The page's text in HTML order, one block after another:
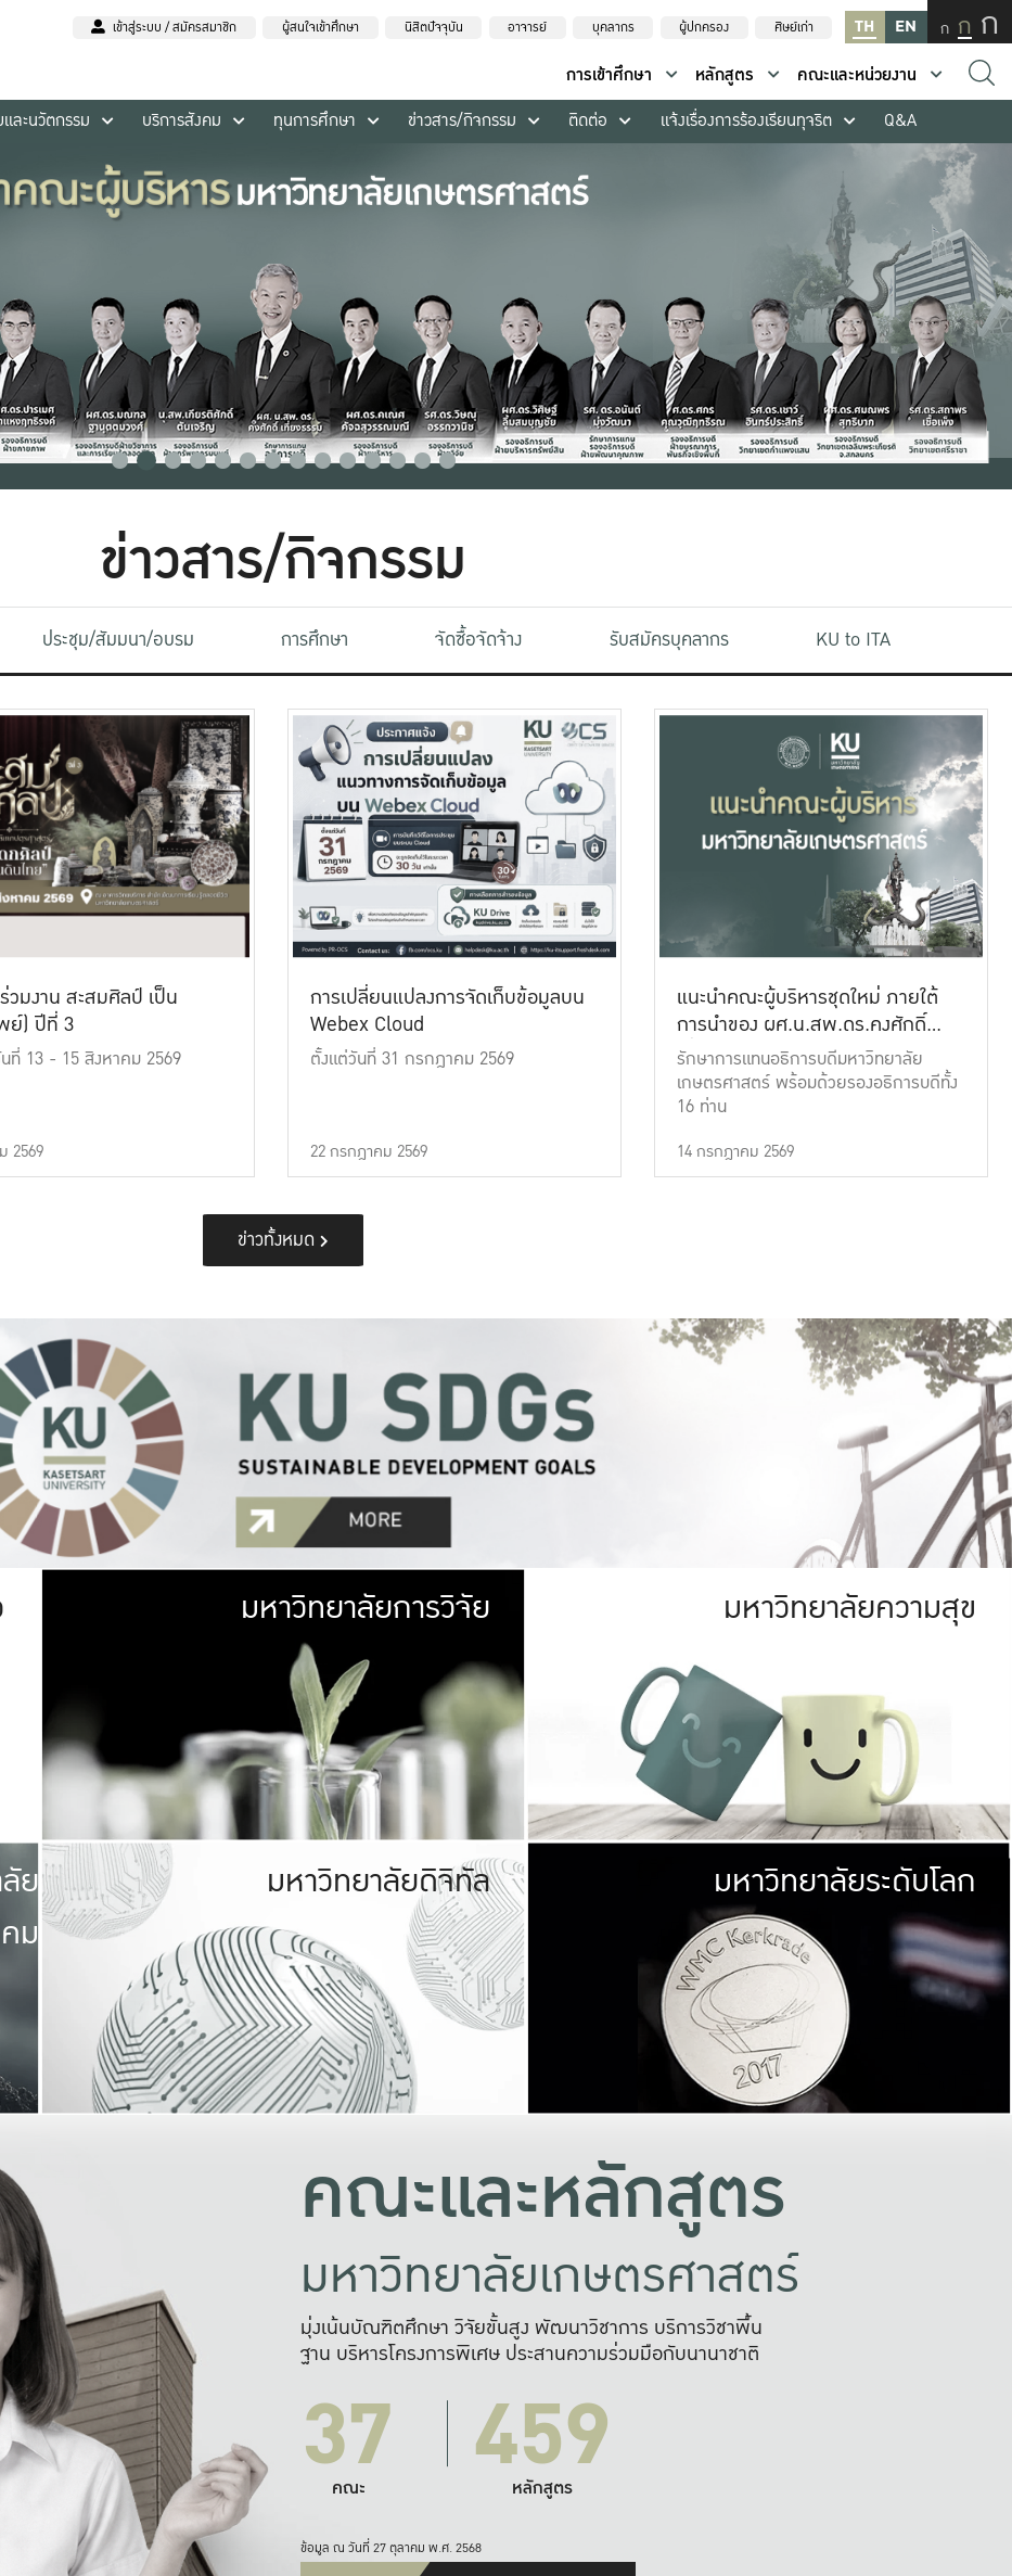
เข้าสู่ระบบ / สมัครสมาชิก ผู้สนใจเข้าศึกษา นิสิตปัจจุบัน อาจารย์ บุคลากร ผู้ปกครอง ศิษย์เก่า TH EN ก ก ก
การเข้าศึกษา หลักสูตร
คณะและหน่วยงาน
ละนวัตกรรม บริการสังคม ทุนการศึกษา ข่าวสาร/กิจกรรม ติดต่อ แจ้งเรื่องการร้องเรียนทุจริต Q&A
ข่าวสาร/กิจกรรม
ประชุม/สัมมนา/อบรม การศึกษา จัดซื้อจัดจ้าง รับสมัครบุคลากร KU to ITA
วมงาน สะสมศิลป์ เป็น
ย์) ปีที่ 3
นที่ 13 - 15 สิงหาคม 2569
2569
การเปลี่ยนแปลงการจัดเก็บข้อมูลบน
Webex Cloud
ตั้งแต่วันที่ 31 กรกฎาคม 2569
22 กรกฎาคม 2569
แนะนำคณะผู้บริหารชุดใหม่ ภายใต้
การนำของ ผศ.น.สพ.ดร.คงศักดิ์
เที่ยงธรรม
รักษาการแทนอธิการบดีมหาวิทยาลัย
เกษตรศาสตร์ พร้อมด้วยรองอธิการบดีทั้ง
16 ท่าน
14 กรกฎาคม 2569
ข่าวทั้งหมด
มหาวิทยาลัย
เกษตรศาสตร์ มีพื้นที่เขียวสดใส หนาแน่น
เป็นป่าในเมือง (URBAN FOREST)
เกษตรในเมือง (URBAN AGRICULTURE)
ที่นับรวมกันได้ประมาณ 1,400 ไร่
มหาวิทยาลัยการวิจัย มหาวิทยาลัย
ให้กับประชาชน
มหาวิทยาลัยความสุข
ย
ม
มหาวิทยาลัยรับผิดชอบต่อสังคม
ร่วมมือกับชุมชน เพื่อความกินดีอยู่ดี
และความสุขอย่างยั่งยืน
มองปัญหาในภาพกว้าง
แก้ไขจากปัญหาจุดเล็กๆ
มหาวิทยาลัยดิจิทัล มหาวิทยา
พร้อมที่จ
และผลักดันในการใช้ระบบส
เพื่อการทำงานแ
มหาวิทยาลัยระดับโลก
คณะและหลักสูตร
มหาวิทยาลัยเกษตรศาสตร์
มุ่งเน้นบัณฑิตศึกษา วิจัยขั้นสูง พัฒนาวิชาการ บริการวิชาพื้น
ฐาน บริหารโครงการพิเศษ ประสานความร่วมมือกับนานาชาติ
37
คณะ 459
หลักสูตร
ข้อมูล ณ วันที่ 27 ตุลาคม พ.ศ. 2568